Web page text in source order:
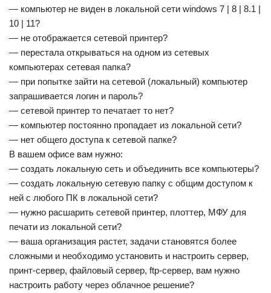
— компьютер не виден в локальной сети windows 7 | 8 | 8.1 |
10 | 11?
— не отображается сетевой принтер?
— перестала открываться на одном из сетевых
компьютерах сетевая папка?
— при попытке зайти на сетевой (локальный) компьютер
запрашивается логин и пароль?
— сетевой принтер то печатает то нет?
— компьютер постоянно пропадает из локальной сети?
— нет общего доступа к сетевой папке?
В вашем офисе вам нужно:
— создать локальную сеть и объединить все компьютеры?
— создать локальную сетевую папку с общим доступом к
ней с любого ПК в локальной сети?
— нужно расшарить сетевой принтер, плоттер, МФУ для
печати из локальной сети?
— ваша организация растет, задачи становятся более
сложными и необходимо установить и настроить сервер,
принт-сервер, файловый сервер, ftp-сервер, вам нужно
настроить работу через облачное решение?